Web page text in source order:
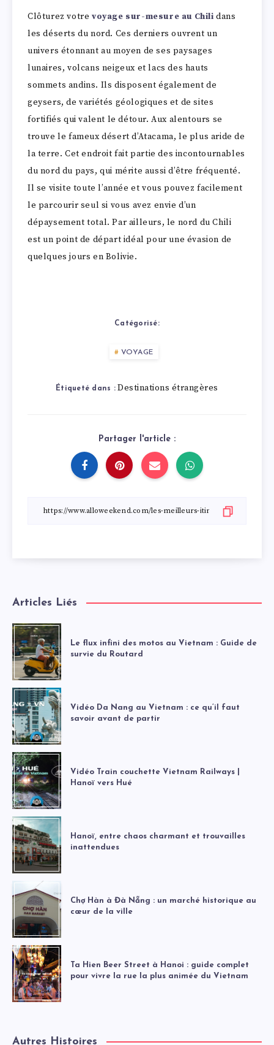
Clôturez votre voyage sur-mesure au Chili dans
les déserts du nord. Ces derniers ouvrent un
univers étonnant au moyen de ses paysages
lunaires, volcans neigeux et lacs des hauts
sommets andins. Ils disposent également de
geysers, de variétés géologiques et de sites
fortifiés qui valent le détour. Aux alentours se
trouve le fameux désert d’Atacama, le plus aride de
la terre. Cet endroit fait partie des incontournables
du nord du pays, qui mérite aussi d’être fréquenté.
Il se visite toute l’année et vous pouvez facilement
le parcourir seul si vous avez envie d’un
dépaysement total. Par ailleurs, le nord du Chili
est un point de départ idéal pour une évasion de
quelques jours en Bolivie.
Catégorisé:
VOYAGE
Étiqueté dans : Destinations étrangères
Partager l'article :
Articles Liés
Le flux infini des motos au Vietnam : Guide de
survie du Routard
Vidéo Da Nang au Vietnam : ce qu’il faut
savoir avant de partir
Vidéo Train couchette Vietnam Railways |
Hanoï vers Hué
Hanoï, entre chaos charmant et trouvailles
inattendues
Chợ Hàn à Đà Nẵng : un marché historique au
cœur de la ville
Ta Hien Beer Street à Hanoi : guide complet
pour vivre la rue la plus animée du Vietnam
Autres Histoires